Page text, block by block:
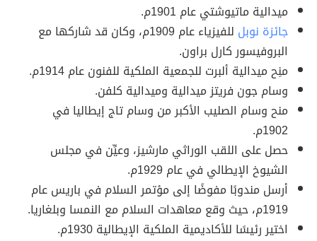
ميدالية ماتيوشتي عام 1901م.
جائزة نوبل
للفيزياء عام 1909م، وكان قد شاركها مع
البروفيسور كارل براون.
منِح ميدالية ألبرت للجمعية الملكية للفنون عام 1914م.
وسام جون فريتز ميدالية وميدالية كلفن.
منح وسام الصليب الأكبر من وسام تاج إيطاليا في
1902م.
حصل على اللقب الوراثي مارشيز، وعيِّن في مجلس
الشيوخ الإيطالي في عام 1929م.
أرسل مندوبًا مفوضًا إلى مؤتمر السلام في باريس عام
1919م، حيث وقع معاهدات السلام مع النمسا وبلغاريا.
اختير رئيسًا للأكاديمية الملكية الإيطالية 1930م.